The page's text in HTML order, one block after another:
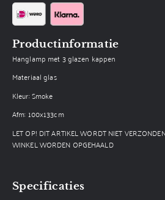
Productinformatie
Hanglamp met 3 glazen kappen
Materiaal glas
Kleur: Smoke
Afm: 100x133cm
LET OP! DIT ARTIKEL WORDT NIET
WINKEL WORDEN OPGEHAALD
Specificaties